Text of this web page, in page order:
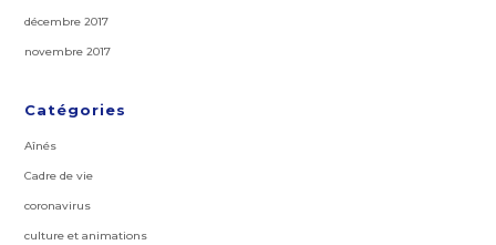
décembre 2017
novembre 2017
Catégories
Aînés
Cadre de vie
coronavirus
culture et animations